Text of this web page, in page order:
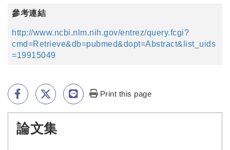
參考連結
http://www.ncbi.nlm.nih.gov/entrez/query.fcgi?
cmd=Retrieve&db=pubmed&dopt=Abstract&list_uids
=19915049
Print this page
論文集